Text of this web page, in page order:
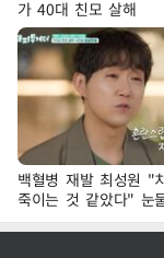
가 40대 친모 살해
백혈병 재발 최성원 "
죽이는 것 같았다" 눈